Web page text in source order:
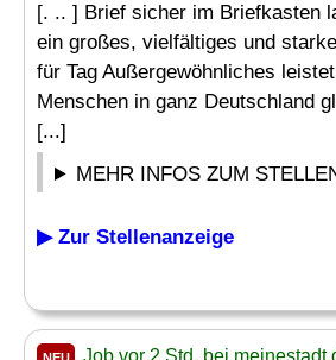
[. .. ] Brief sicher im Briefkasten
ein großes, vielfältiges und
für Tag Außergewöhnliches
Menschen in ganz Deutschland
[...]
MEHR INFOS ZUM
▶ Zur Stellenanzeige
Job vor 2 Std. bei